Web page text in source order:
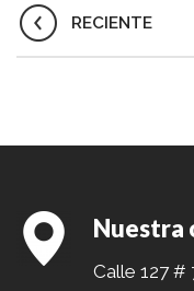
RECIENTE
Nuestra
Calle 127 #